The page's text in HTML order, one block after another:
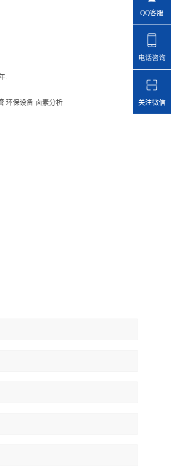
.
环保设备 卤素分析
QQ客服
电话咨询
关注微信